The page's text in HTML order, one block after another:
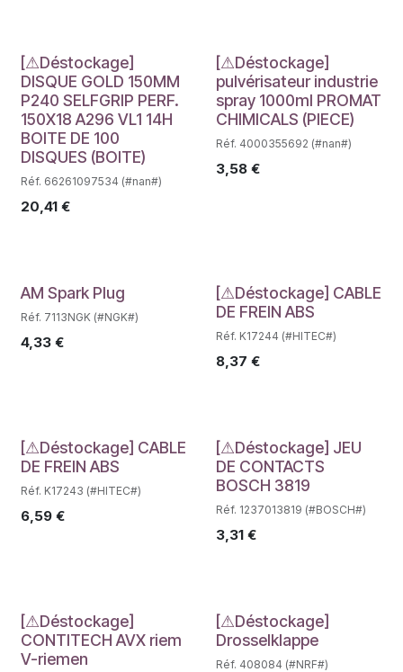
Déstockage
[⚠Déstockage]
DISQUE GOLD 150MM
P240 SELFGRIP PERF.
150X18 A296 VL1 14H
BOITE DE 100
DISQUES (BOITE)
Réf. 66261097534 (#nan#)
20,41 €
Déstockage
[⚠Déstockage]
pulvérisateur industrie
spray 1000ml PROMAT
CHIMICALS (PIECE)
Réf. 4000355692 (#nan#)
3,58€
Déstockage
AM Spark Plug
Réf. 7113NGK (#NGK#)
4,33 €
Déstockage
[⚠Déstockage] CABLE
DE FREIN ABS
Réf. K17244 (#HITEC#)
8,37 €
Déstockage
[⚠Déstockage] CABLE
DE FREIN ABS
Réf. K17243 (#HITEC#)
6,59 €
Déstockage
[⚠Déstockage] JEU
DE CONTACTS
BOSCH 3819
Réf. 1237013819 (#BOSCH#)
3,31€
Déstockage
[⚠Déstockage]
CONTITECH AVX riem
V-riemen
Déstockage
[⚠Déstockage]
Drosselklappe
Réf. 408084 (#NRF#)